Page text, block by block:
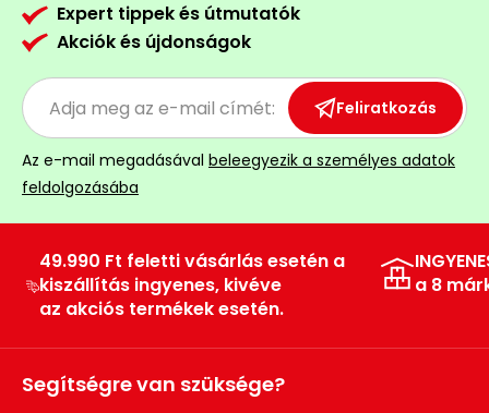
Expert tippek és útmutatók
Akciók és újdonságok
Feliratkozás
Az e-mail megadásával beleegyezik a személyes adatok
feldolgozásába
49.990 Ft feletti vásárlás esetén a
kiszállítás ingyenes, kivéve
az akciós termékek esetén.
a 8
Segítségre van szüksége?